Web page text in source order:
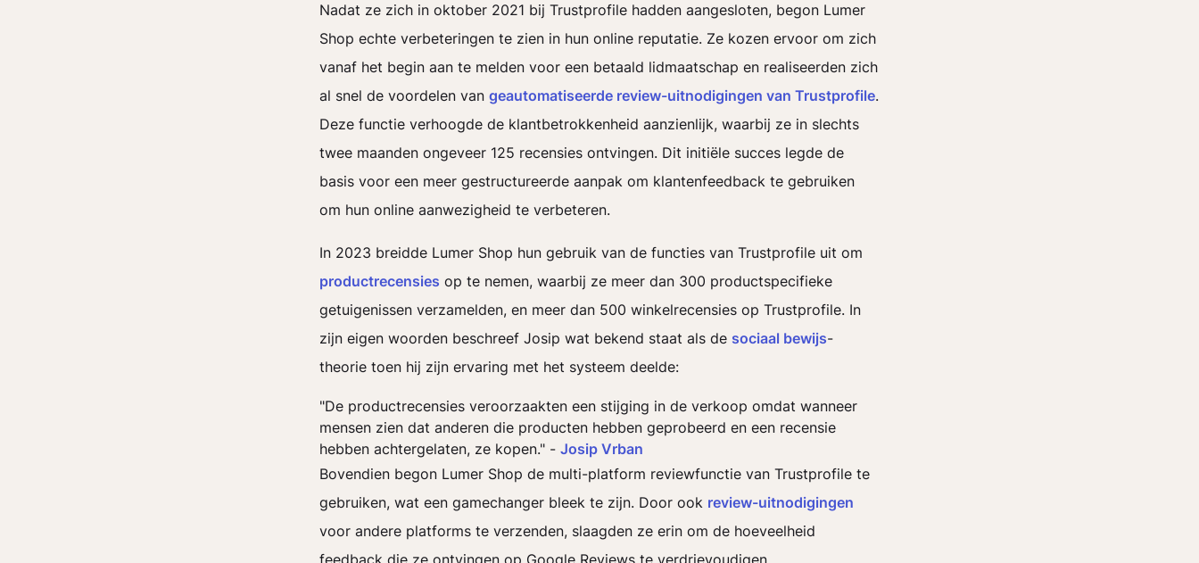
Nadat ze zich in oktober 2021 bij Trustprofile hadden aangesloten, begon Lumer
Shop echte verbeteringen te zien in hun online reputatie. Ze kozen ervoor om zich
vanaf het begin aan te melden voor een betaald lidmaatschap en realiseerden zich
al snel de voordelen van geautomatiseerde review-uitnodigingen van Trustprofile.
Deze functie verhoogde de klantbetrokkenheid aanzienlijk, waarbij ze in slechts
twee maanden ongeveer 125 recensies ontvingen. Dit initiële succes legde de
basis voor een meer gestructureerde aanpak om klantenfeedback te gebruiken
om hun online aanwezigheid te verbeteren.
In 2023 breidde Lumer Shop hun gebruik van de functies van Trustprofile uit om
productrecensies op te nemen, waarbij ze meer dan 300 productspecifieke
getuigenissen verzamelden, en meer dan 500 winkelrecensies op Trustprofile. In
zijn eigen woorden beschreef Josip wat bekend staat als de sociaal bewijs-
theorie toen hij zijn ervaring met het systeem deelde:
"De productrecensies veroorzaakten een stijging in de verkoop omdat wanneer
mensen zien dat anderen die producten hebben geprobeerd en een recensie
hebben achtergelaten, ze kopen." - Josip Vrban
Bovendien begon Lumer Shop de multi-platform reviewfunctie van Trustprofile te
gebruiken, wat een gamechanger bleek te zijn. Door ook review-uitnodigingen
voor andere platforms te verzenden, slaagden ze erin om de hoeveelheid
feedback die ze ontvingen op Google Reviews te verdrievoudigen.